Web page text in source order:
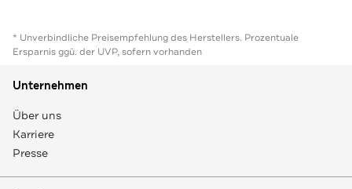
* Unverbindliche Preisempfehlung des Herstellers. Prozentuale
Ersparnis ggü. der UVP, sofern vorhanden
Unternehmen
Über uns
Karriere
Presse